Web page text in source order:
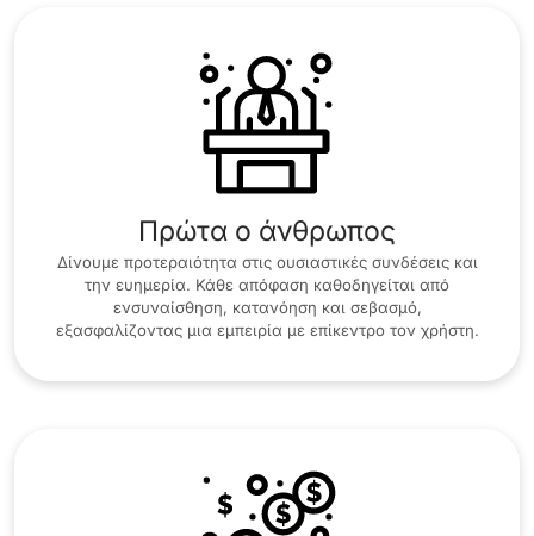
Πρώτα ο άνθρωπος
Δίνουμε προτεραιότητα στις ουσιαστικές συνδέσεις και
την ευημερία. Κάθε απόφαση καθοδηγείται από
ενσυναίσθηση, κατανόηση και σεβασμό,
εξασφαλίζοντας μια εμπειρία με επίκεντρο τον χρήστη.